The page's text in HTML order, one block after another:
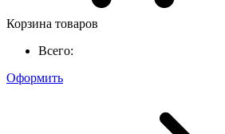
Корзина товаров
Всего:
Оформить